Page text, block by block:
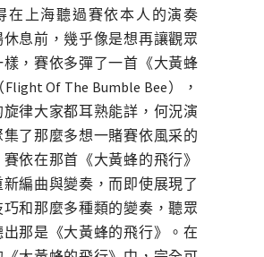
在上海聽過賽依本人的演奏
息前，幾乎像是想再讓觀眾
，賽依多彈了一首《大黃蜂
Of The Bumble Bee），
律大家都耳熟能詳，何況演
了那麼多想一賭賽依風采的
依在那首《大黃蜂的飛行》
編曲與變奏，而即使展現了
和那麼多種類的變奏，聽眾
那是《大黃蜂的飛行》。在